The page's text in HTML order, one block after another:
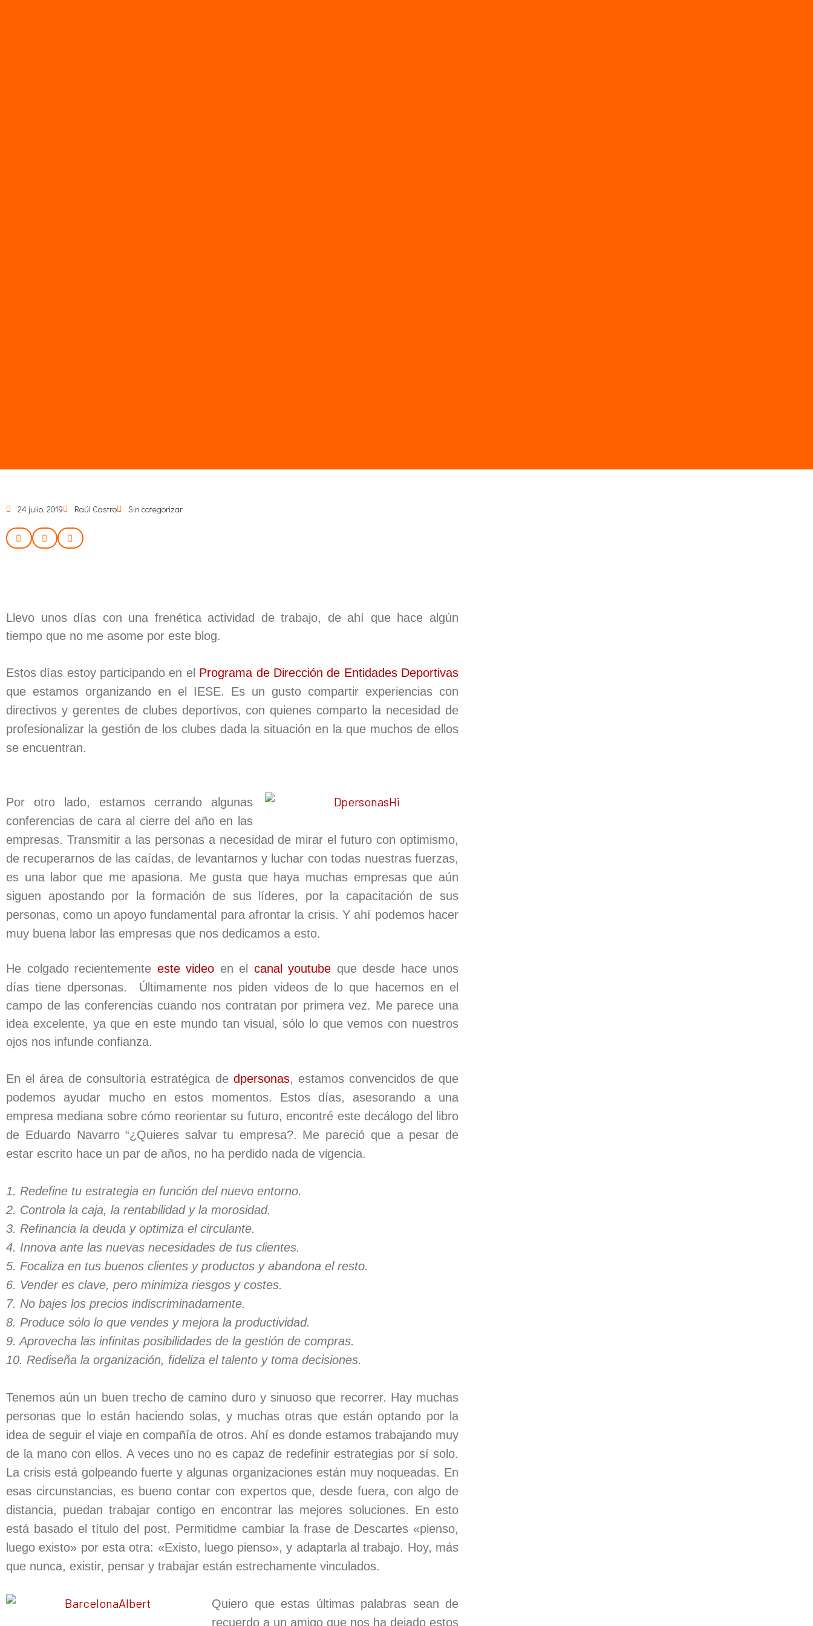
24 julio, 2019 Raúl Castro Sin categorizar
Llevo unos días con una frenética actividad de trabajo, de ahí que hace algún
tiempo que no me asome por este blog.
Estos días estoy participando en el Programa de Dirección de Entidades Deportivas
que estamos organizando en el IESE. Es un gusto compartir experiencias con
directivos y gerentes de clubes deportivos, con quienes comparto la necesidad de
profesionalizar la gestión de los clubes dada la situación en la que muchos de ellos
se encuentran.
Por otro lado, estamos cerrando algunas
conferencias de cara al cierre del año en las
empresas. Transmitir a las personas a necesidad de mirar el futuro con optimismo,
de recuperarnos de las caídas, de levantarnos y luchar con todas nuestras fuerzas,
es una labor que me apasiona. Me gusta que haya muchas empresas que aún
siguen apostando por la formación de sus líderes, por la capacitación de sus
personas, como un apoyo fundamental para afrontar la crisis. Y ahí podemos hacer
muy buena labor las empresas que nos dedicamos a esto.
He colgado recientemente este video en el canal youtube que desde hace unos
días tiene dpersonas. Últimamente nos piden videos de lo que hacemos en el
campo de las conferencias cuando nos contratan por primera vez. Me parece una
idea excelente, ya que en este mundo tan visual, sólo lo que vemos con nuestros
ojos nos infunde confianza.
En el área de consultoría estratégica de dpersonas, estamos convencidos de que
podemos ayudar mucho en estos momentos. Estos días, asesorando a una
empresa mediana sobre cómo reorientar su futuro, encontré este decálogo del libro
de Eduardo Navarro “¿Quieres salvar tu empresa?. Me pareció que a pesar de
estar escrito hace un par de años, no ha perdido nada de vigencia.
1. Redefine tu estrategia en función del nuevo entorno.
2. Controla la caja, la rentabilidad y la morosidad.
3. Refinancia la deuda y optimiza el circulante.
4. Innova ante las nuevas necesidades de tus clientes.
5. Focaliza en tus buenos clientes y productos y abandona el resto.
6. Vender es clave, pero minimiza riesgos y costes.
7. No bajes los precios indiscriminadamente.
8. Produce sólo lo que vendes y mejora la productividad.
9. Aprovecha las infinitas posibilidades de la gestión de compras.
10. Rediseña la organización, fideliza el talento y toma decisiones.
Tenemos aún un buen trecho de camino duro y sinuoso que recorrer. Hay muchas
personas que lo están haciendo solas, y muchas otras que están optando por la
idea de seguir el viaje en compañía de otros. Ahí es donde estamos trabajando muy
de la mano con ellos. A veces uno no es capaz de redefinir estrategias por sí solo.
La crisis está golpeando fuerte y algunas organizaciones están muy noqueadas. En
esas circunstancias, es bueno contar con expertos que, desde fuera, con algo de
distancia, puedan trabajar contigo en encontrar las mejores soluciones. En esto
está basado el título del post. Permitidme cambiar la frase de Descartes «pienso,
luego existo» por esta otra: «Existo, luego pienso», y adaptarla al trabajo. Hoy, más
que nunca, existir, pensar y trabajar están estrechamente vinculados.
Quiero que estas últimas palabras sean de
recuerdo a un amigo que nos ha dejado estos